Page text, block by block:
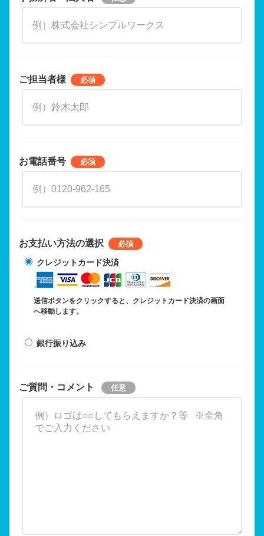
ご担当者様
お電話番号
お支払い方法の選択
クレジットカード決済
送信ボタンをクリックすると、クレジットカード決済の画面
へ移動します。
銀行振り込み
ご質問・コメント